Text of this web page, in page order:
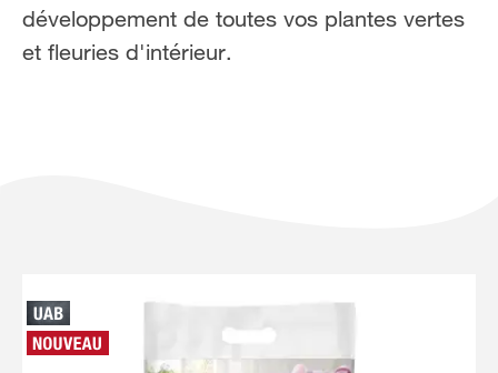
Qui sommes-nous ?
développement de toutes vos plantes vertes
et fleuries d'intérieur.